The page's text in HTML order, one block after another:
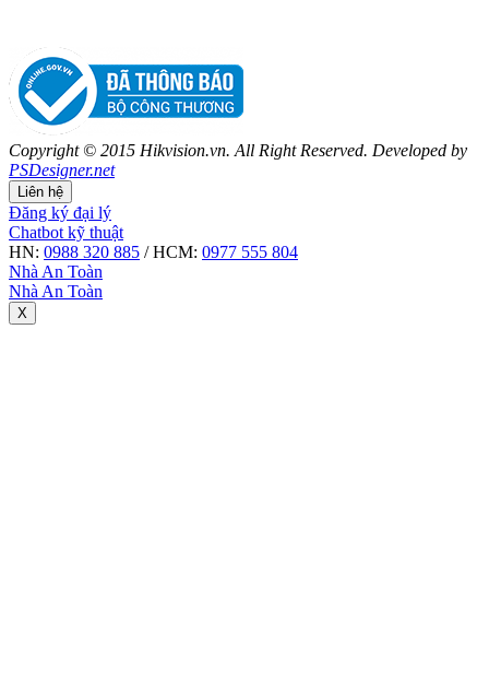
Copyright © 2015 Hikvision.vn. All Right Reserved. Developed by
PSDesigner.net
Liên hệ
Đăng ký đại lý
Chatbot kỹ thuật
HN: 0988 320 885 / HCM: 0977 555 804
Nhà An Toàn
Nhà An Toàn
X